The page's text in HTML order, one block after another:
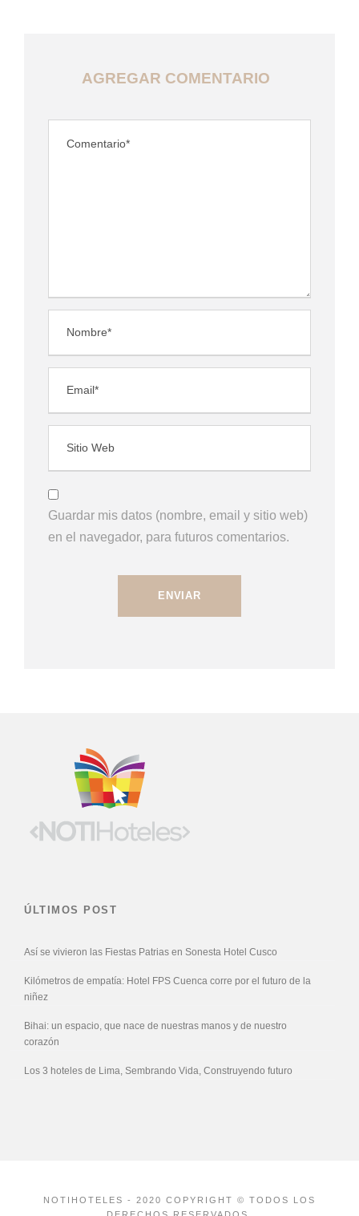
AGREGAR COMENTARIO
Guardar mis datos (nombre, email y sitio web)
en el navegador, para futuros comentarios.
ÚLTIMOS POST
Así se vivieron las Fiestas Patrias en Sonesta Hotel Cusco
Kilómetros de empatía: Hotel FPS Cuenca corre por el futuro de la
niñez
Bihai: un espacio, que nace de nuestras manos y de nuestro
corazón
Los 3 hoteles de Lima, Sembrando Vida, Construyendo futuro
NOTIHOTELES - 2020 COPYRIGHT © TODOS LOS
DERECHOS RESERVADOS.